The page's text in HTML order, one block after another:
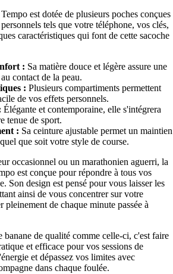
est dotée de plusieurs poches conçues
tels que votre téléphone, vos clés,
caractéristiques qui font de cette sacoche
: Sa matière douce et légère assure une
contact de la peau.
: Plusieurs compartiments permettent
de vos effets personnels.
Élégante et contemporaine, elle s'intégrera
tenue de sport.
: Sa ceinture ajustable permet un maintien
que soit votre style de course.
occasionnel ou un marathonien aguerri, la
est conçue pour répondre à tous vos
Son design est pensé pour vous laisser les
ainsi de vous concentrer sur votre
pleinement de chaque minute passée à
banane de qualité comme celle-ci, c'est faire
et efficace pour vos sessions de
et dépassez vos limites avec
dans chaque foulée.